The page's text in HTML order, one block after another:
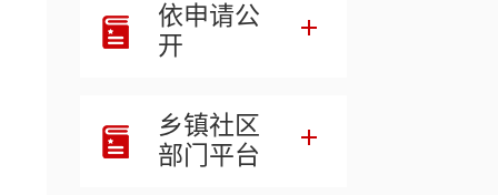
依申请公
开
乡镇社区
部门平台